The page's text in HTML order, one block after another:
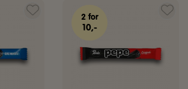
2 for
10,-